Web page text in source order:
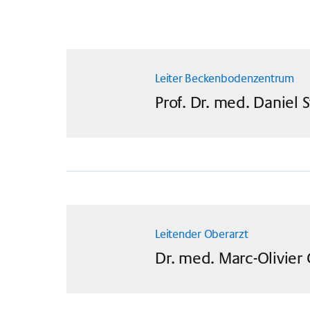
Leiter Beckenbodenzentrum
Prof. Dr. med. Daniel
Leitender Oberarzt
Dr. med. Marc-Olivier